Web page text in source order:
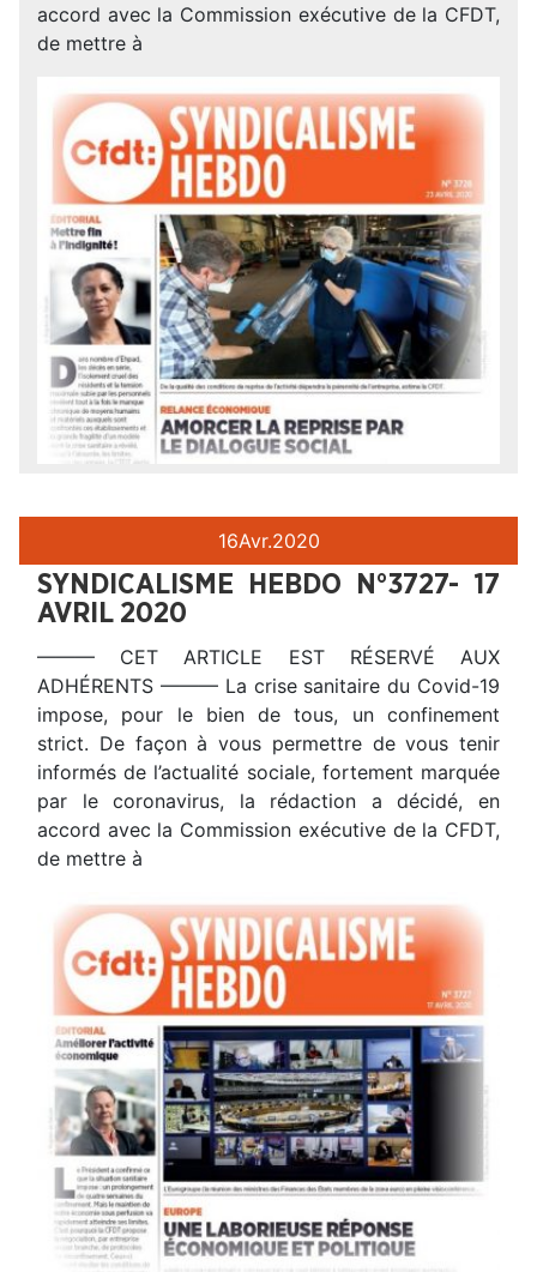
accord avec la Commission exécutive de la CFDT,
de mettre à
16Avr.2020
SYNDICALISME HEBDO N°3727- 17
AVRIL 2020
——— CET ARTICLE EST RÉSERVÉ AUX
ADHÉRENTS ——— La crise sanitaire du Covid-19
impose, pour le bien de tous, un confinement
strict. De façon à vous permettre de vous tenir
informés de l’actualité sociale, fortement marquée
par le coronavirus, la rédaction a décidé, en
accord avec la Commission exécutive de la CFDT,
de mettre à